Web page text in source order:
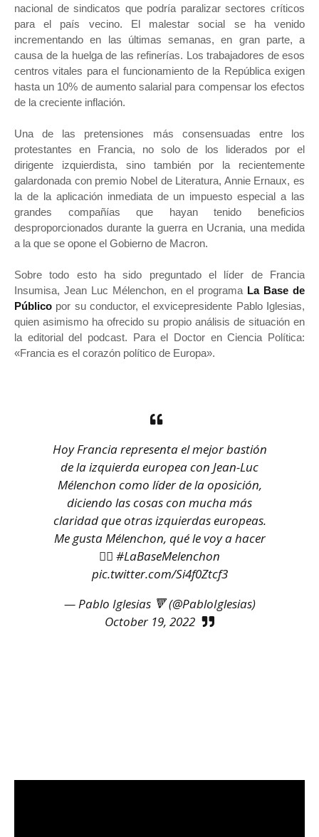
nacional de sindicatos que podría paralizar sectores críticos
para el país vecino. El malestar social se ha venido
incrementando en las últimas semanas, en gran parte, a
causa de la huelga de las refinerías. Los trabajadores de esos
centros vitales para el funcionamiento de la República exigen
hasta un 10% de aumento salarial para compensar los efectos
de la creciente inflación.
Una de las pretensiones más consensuadas entre los
protestantes en Francia, no solo de los liderados por el
dirigente izquierdista, sino también por la recientemente
galardonada con premio Nobel de Literatura, Annie Ernaux, es
la de la aplicación inmediata de un impuesto especial a las
grandes compañías que hayan tenido beneficios
desproporcionados durante la guerra en Ucrania, una medida
a la que se opone el Gobierno de Macron.
Sobre todo esto ha sido preguntado el líder de Francia
Insumisa, Jean Luc Mélenchon, en el programa La Base de
Público por su conductor, el exvicepresidente Pablo Iglesias,
quien asimismo ha ofrecido su propio análisis de situación en
la editorial del podcast. Para el Doctor en Ciencia Política:
«Francia es el corazón político de Europa».
Hoy Francia representa el mejor bastión
de la izquierda europea con Jean-Luc
Mélenchon como líder de la oposición,
diciendo las cosas con mucha más
claridad que otras izquierdas europeas.
Me gusta Mélenchon, qué le voy a hacer
👇🏻 #LaBaseMelenchon
pic.twitter.com/Si4f0Ztcf3
— Pablo Iglesias 🔻 (@PabloIglesias)
October 19, 2022